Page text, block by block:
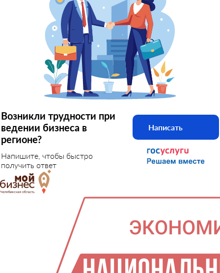
Возникли трудности при
ведении бизнеса в
регионе?
Напишите, чтобы быстро
получить ответ
Написать